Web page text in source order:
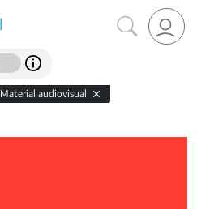
Material audiovisual